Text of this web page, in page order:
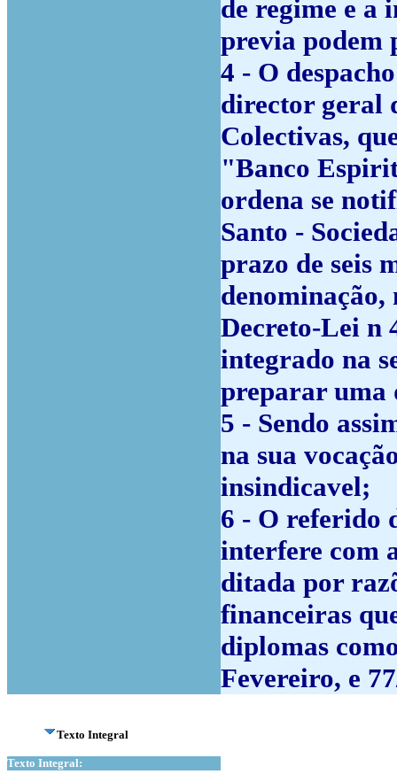
de regime e a
previa podem
4 - O
director geral
Colectivas,
"Banco
ordena se
Santo -
prazo de seis
denominação,
Decreto-Lei n
integrado na
preparar uma
5 - Sendo
na sua
insindicavel;
6 - O referido
interfere com
ditada por
financeiras
diplomas
Fevereiro, e
Texto Integral
Texto Integral: